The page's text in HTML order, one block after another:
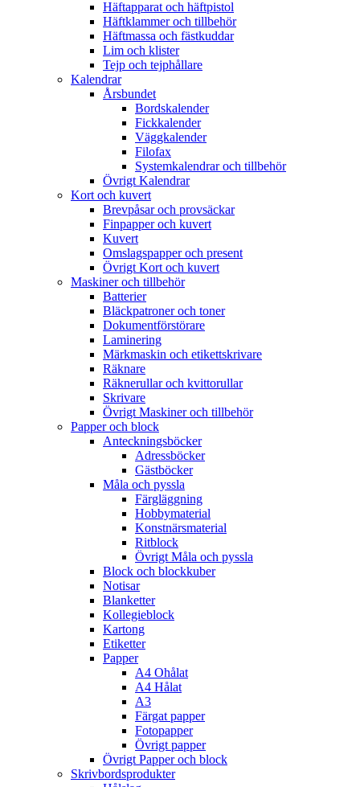
Häftapparat och häftpistol
Häftklammer och tillbehör
Häftmassa och fästkuddar
Lim och klister
Tejp och tejphållare
Kalendrar
Årsbundet
Bordskalender
Fickkalender
Väggkalender
Filofax
Systemkalendrar och tillbehör
Övrigt Kalendrar
Kort och kuvert
Brevpåsar och provsäckar
Finpapper och kuvert
Kuvert
Omslagspapper och present
Övrigt Kort och kuvert
Maskiner och tillbehör
Batterier
Bläckpatroner och toner
Dokumentförstörare
Laminering
Märkmaskin och etikettskrivare
Räknare
Räknerullar och kvittorullar
Skrivare
Övrigt Maskiner och tillbehör
Papper och block
Anteckningsböcker
Adressböcker
Gästböcker
Måla och pyssla
Färgläggning
Hobbymaterial
Konstnärsmaterial
Ritblock
Övrigt Måla och pyssla
Block och blockkuber
Notisar
Blanketter
Kollegieblock
Kartong
Etiketter
Papper
A4 Ohålat
A4 Hålat
A3
Färgat papper
Fotopapper
Övrigt papper
Övrigt Papper och block
Skrivbordsprodukter